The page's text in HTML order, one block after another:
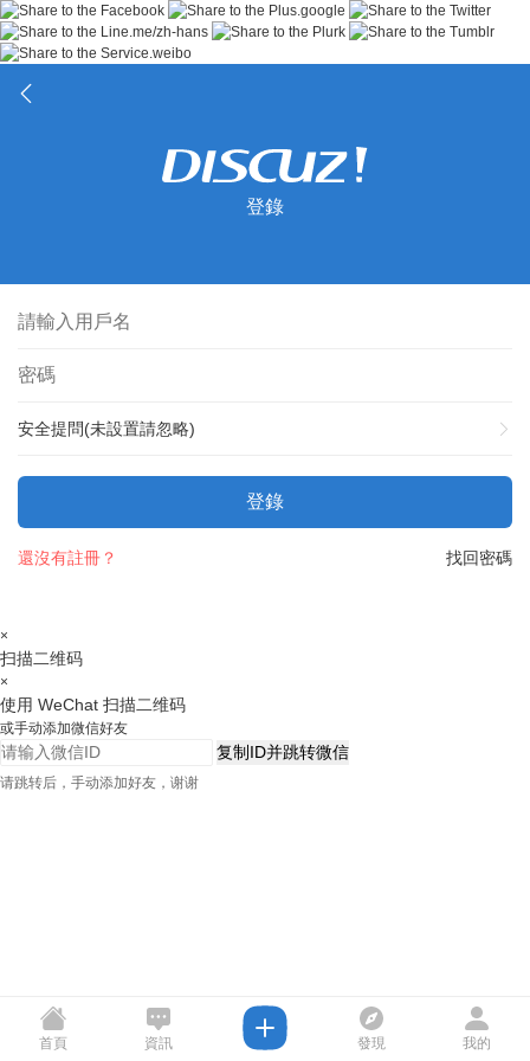
登錄
安全提問(未設置請忽略)
登錄
找回密碼
還沒有註冊？
×
扫描二维码
×
使用 WeChat 扫描二维码
或手动添加微信好友
复制ID并跳转微信
请跳转后，手动添加好友，谢谢
首頁 資訊 發現 我的